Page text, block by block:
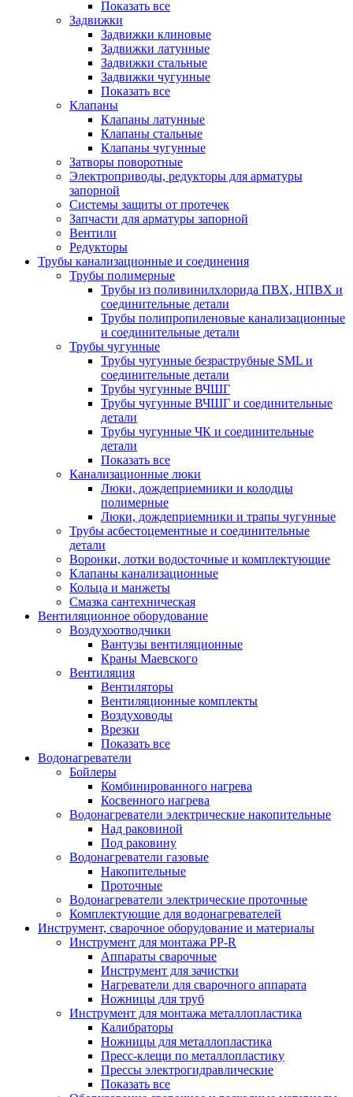
Показать все
Задвижки
Задвижки клиновые
Задвижки латунные
Задвижки стальные
Задвижки чугунные
Показать все
Клапаны
Клапаны латунные
Клапаны стальные
Клапаны чугунные
Затворы поворотные
Электроприводы, редукторы для арматуры
запорной
Системы защиты от протечек
Запчасти для арматуры запорной
Вентили
Редукторы
Трубы канализационные и соединения
Трубы полимерные
Трубы из поливинилхлорида ПВХ, НПВХ и
соединительные детали
Трубы полипропиленовые канализационные
и соединительные детали
Трубы чугунные
Трубы чугунные безраструбные SML и
соединительные детали
Трубы чугунные ВЧШГ
Трубы чугунные ВЧШГ и соединительные
детали
Трубы чугунные ЧК и соединительные
детали
Показать все
Канализационные люки
Люки, дождеприемники и колодцы
полимерные
Люки, дождеприемники и трапы чугунные
Трубы асбестоцементные и соединительные
детали
Воронки, лотки водосточные и комплектующие
Клапаны канализационные
Кольца и манжеты
Смазка сантехническая
Вентиляционное оборудование
Воздухоотводчики
Вантузы вентиляционные
Краны Маевского
Вентиляция
Вентиляторы
Вентиляционные комплекты
Воздуховоды
Врезки
Показать все
Водонагреватели
Бойлеры
Комбинированного нагрева
Косвенного нагрева
Водонагреватели электрические накопительные
Над раковиной
Под раковину
Водонагреватели газовые
Накопительные
Проточные
Водонагреватели электрические проточные
Комплектующие для водонагревателей
Инструмент, сварочное оборудование и материалы
Инструмент для монтажа PP-R
Аппараты сварочные
Инструмент для зачистки
Нагреватели для сварочного аппарата
Ножницы для труб
Инструмент для монтажа металлопластика
Калибраторы
Ножницы для металлопластика
Пресс-клещи по металлопластику
Прессы электрогидравлические
Показать все